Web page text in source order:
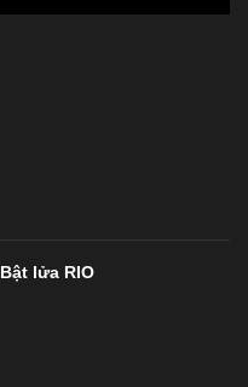
Bật lửa RIO